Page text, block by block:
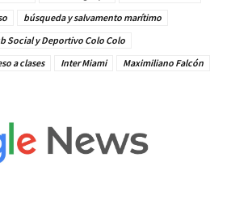
búsqueda y salvamento marítimo
Social y Deportivo Colo Colo
a clases
Inter Miami
Maximiliano Falcón